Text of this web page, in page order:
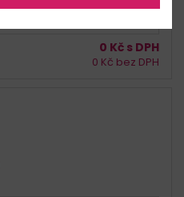
0 Kč s DPH
0 Kč bez DPH